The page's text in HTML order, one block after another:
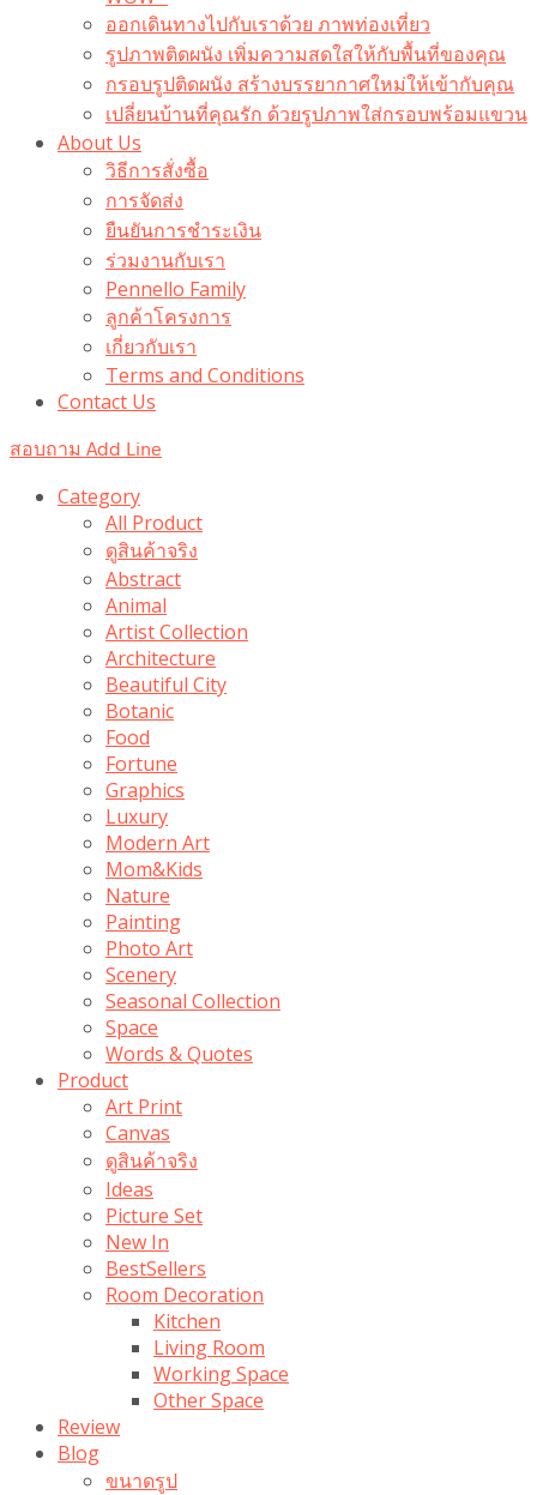
ออกเดินทางไปกับเราด้วย ภาพท่องเที่ยว
รูปภาพติดผนัง เพิ่มความสดใสให้กับพื้นที่ของคุณ
กรอบรูปติดผนัง สร้างบรรยากาศใหม่ให้เข้ากับคุณ
เปลี่ยนบ้านที่คุณรัก ด้วยรูปภาพใส่กรอบพร้อมแขวน​
About Us
วิธีการสั่งซื้อ
การจัดส่ง
ยืนยันการชำระเงิน
ร่วมงานกับเรา
Pennello Family
ลูกค้าโครงการ
เกี่ยวกับเรา
Terms and Conditions
Contact Us
สอบถาม Add Line
Category
All Product
ดูสินค้าจริง
Abstract
Animal
Artist Collection
Architecture
Beautiful City
Botanic
Food
Fortune
Graphics
Luxury
Modern Art
Mom&Kids
Nature
Painting
Photo Art
Scenery
Seasonal Collection
Space
Words & Quotes
Product
Art Print
Canvas
ดูสินค้าจริง
Ideas
Picture Set
New In
BestSellers
Room Decoration
Kitchen
Living Room
Working Space
Other Space
Review
Blog
ขนาดรูป